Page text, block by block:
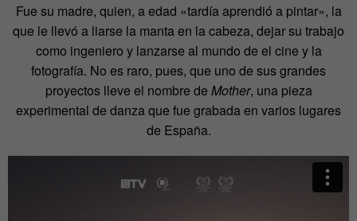
Fue su madre, quien, a edad «tardía aprendió a pintar», la
que le llevó a liarse la manta en la cabeza, dejar su trabajo
como ingeniero y lanzarse al mundo de el cine y la
fotografía. No es raro, pues, que uno de sus grandes
proyectos lleve el nombre de Mother, una pieza
experimental de danza que fue grabada en varios lugares
de España.